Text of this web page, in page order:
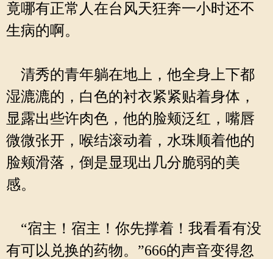
竟哪有正常人在台风天狂奔一小时还不
生病的啊。
清秀的青年躺在地上，他全身上下都
湿漉漉的，白色的衬衣紧紧贴着身体，
显露出些许肉色，他的脸颊泛红，嘴唇
微微张开，喉结滚动着，水珠顺着他的
脸颊滑落，倒是显现出几分脆弱的美
感。
“宿主！宿主！你先撑着！我看看有没
有可以兑换的药物。”666的声音变得忽